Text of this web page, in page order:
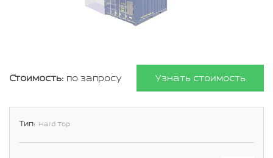
Стоимость: по запросу Узнать стоимость
Тип: Hard Top